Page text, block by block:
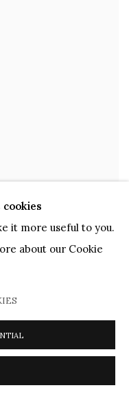
it more useful to you.
about our Cookie